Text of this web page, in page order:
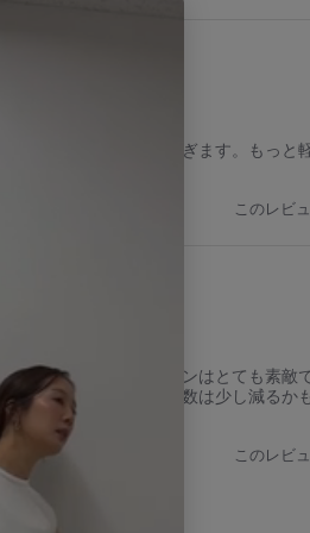
チュール下の布が重すぎます。もっと
このレビ
付いていたり、デザインはとても素敵
られるので手に取る回数は少し減るか
す。
このレビ